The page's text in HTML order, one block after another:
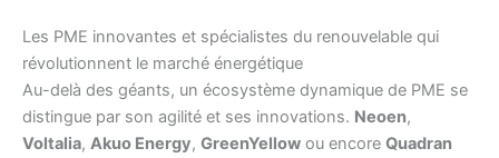
Les PME innovantes et spécialistes du renouvelable qui
révolutionnent le marché énergétique
Au-delà des géants, un écosystème dynamique de PME se
distingue par son agilité et ses innovations. Neoen,
Voltalia, Akuo Energy, GreenYellow ou encore Quadran